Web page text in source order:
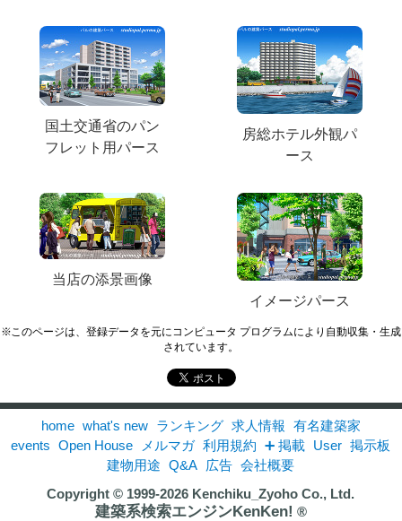
国土交通省のパン
フレット用パース
房総ホテル外観パ
ース
当店の添景画像
イメージパース
※このページは、登録データを元にコンピュータ プログラムにより自動収集・生成
されています。
home what's new ランキング 求人情報 有名建築家
events
Open House メルマガ 利用規約 ➕ 掲載 User 掲示板
建物用途
Q&A 広告 会社概要
Copyright © 1999-2026 Kenchiku_Zyoho Co., Ltd.
建築系検索エンジンKenKen! ®